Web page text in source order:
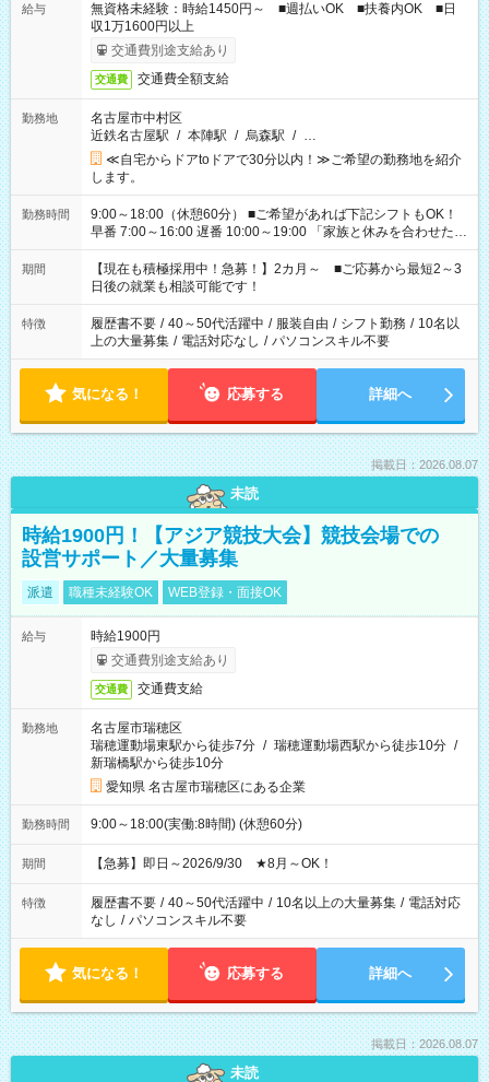
給与
無資格未経験：時給1450円～ ■週払いOK ■扶養内OK ■日
収1万1600円以上
交通費別途支給あり
交通費 交通費全額支給
勤務地
名古屋市中村区
近鉄名古屋駅 / 本陣駅 / 烏森駅 / …
≪自宅からドアtoドアで30分以内！≫ご希望の勤務地を紹介
します。
勤務時間
9:00～18:00（休憩60分） ■ご希望があれば下記シフトもOK！
早番 7:00～16:00 遅番 10:00～19:00 「家族と休みを合わせた
い」 「余裕を持って夕飯の準備がしたい」 「できれば残業はし
たくない」 など、ご希望を教えてくださいね。 ※Wワーク希望
の方へ 今ご覧のお仕事で希望する勤務時間と、もう1つのお仕事
の勤務時間。 合計で週40時間を超える場合は応募できません。
期間
【現在も積極採用中！急募！】2カ月～ ■ご応募から最短2～3
日後の就業も相談可能です！
特徴 履歴書不要 / 40～50代活躍中 / 服装自由 / シフト勤務 / 10名以
上の大量募集 / 電話対応なし / パソコンスキル不要
気になる！ 応募する 詳細へ
掲載日：2026.08.07
未読
時給1900円！【アジア競技大会】競技会場での
設営サポート／大量募集
派遣 職種未経験OK WEB登録・面接OK
給与
時給1900円
交通費別途支給あり
交通費 交通費支給
勤務地
名古屋市瑞穂区
瑞穂運動場東駅から徒歩7分 / 瑞穂運動場西駅から徒歩10分 /
新瑞橋駅から徒歩10分
愛知県 名古屋市瑞穂区にある企業
勤務時間 9:00～18:00(実働:8時間) (休憩60分)
期間 【急募】即日～2026/9/30 ★8月～OK！
特徴 履歴書不要 / 40～50代活躍中 / 10名以上の大量募集 / 電話対応
なし / パソコンスキル不要
気になる！ 応募する 詳細へ
掲載日：2026.08.07
未読